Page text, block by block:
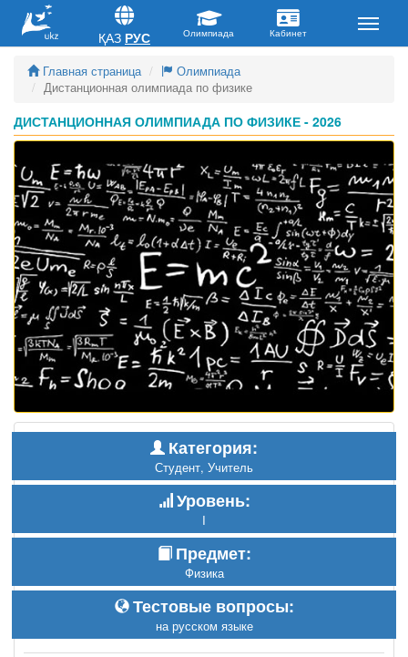
Главная страница
Олимпиада
Дистанционная олимпиада по физике
ДИСТАНЦИОННАЯ ОЛИМПИАДА ПО ФИЗИКЕ - 2026
Категория:
Студент, Учитель
Уровень:
I
Предмет:
Физика
Тестовые вопросы:
на русском языке
ҚАЗ РУС